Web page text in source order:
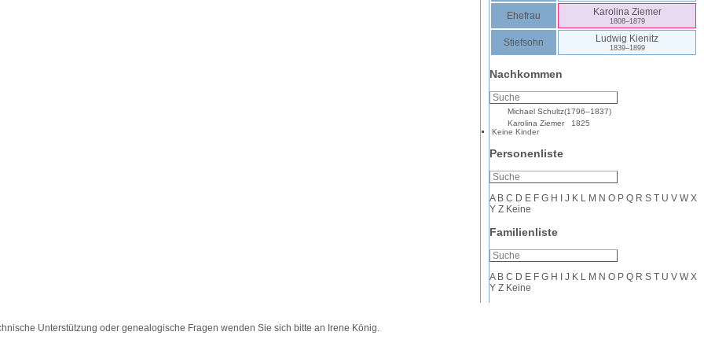
Ehefrau Karolina Ziemer
1808–1879
Stiefsohn Ludwig Kienitz
1839–1899
Nachkommen
Michael Schultz(1796–1837)
Karolina Ziemer
1825
Keine Kinder
Personenliste
A B C D E F G H J K L M N O P Q R S T U V W X
Y Z Keine
Familienliste
A B C D E F G H J K L M N O P Q R S T U V W X
Y Z Keine
Unterstützung oder genealogische Fragen wenden Sie sich bitte an Irene König.